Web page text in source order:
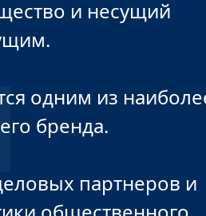
и несущий
одним из
бренда.
партнеров и